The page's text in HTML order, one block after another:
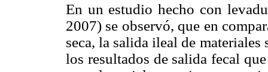
En un estudio hecho con
2007) se observó, que en
seca, la salida ileal de
los resultados de salida fecal